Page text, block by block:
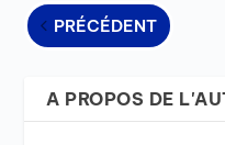
PRÉCÉDENT
A PROPOS DE